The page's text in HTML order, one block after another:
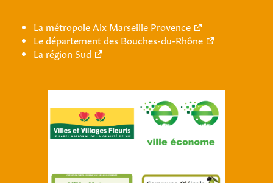
La métropole Aix Marseille Provence
Le département des Bouches-du-Rhône
La région Sud